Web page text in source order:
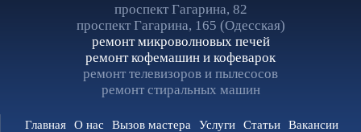
проспект Гагарина, 82
проспект Гагарина, 165 (Одесская)
ремонт микроволновых печей
ремонт кофемашин и кофеварок
ремонт телевизоров и пылесосов
ремонт стиральных машин
Главная О нас Вызов мастера Услуги Статьи
Вакансии